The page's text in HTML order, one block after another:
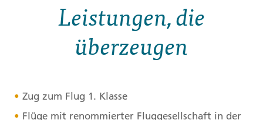
Leistungen, die
überzeugen
Zug zum Flug 1. Klasse
Flüge mit renommierter Fluggesellschaft in der